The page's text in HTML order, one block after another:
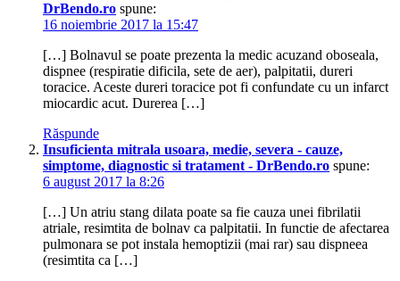
DrBendo.ro spune:
16 noiembrie 2017 la 15:47
[…] Bolnavul se poate prezenta la medic acuzand oboseala,
dispnee (respiratie dificila, sete de aer), palpitatii, dureri
toracice. Aceste dureri toracice pot fi confundate cu un infarct
miocardic acut. Durerea […]
Răspunde
Insuficienta mitrala usoara, medie, severa - cauze,
simptome, diagnostic si tratament - DrBendo.ro spune:
6 august 2017 la 8:26
[…] Un atriu stang dilata poate sa fie cauza unei fibrilatii
atriale, resimtita de bolnav ca palpitatii. In functie de afectarea
pulmonara se pot instala hemoptizii (mai rar) sau dispneea
(resimtita ca […]